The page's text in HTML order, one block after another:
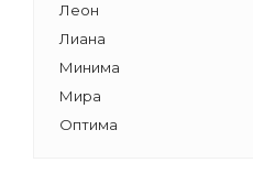
Леон
Лиана
Минима
Мира
Оптима